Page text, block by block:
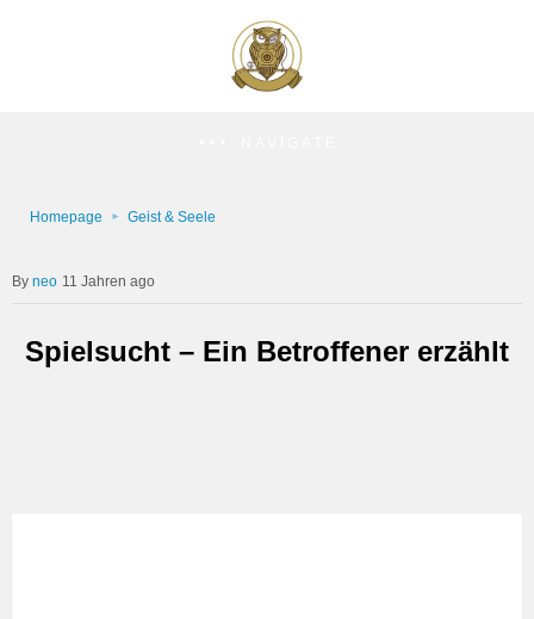
Homepage Geist & Seele
neo 11 Jahren ago
Spielsucht – Ein Betroffener erzählt